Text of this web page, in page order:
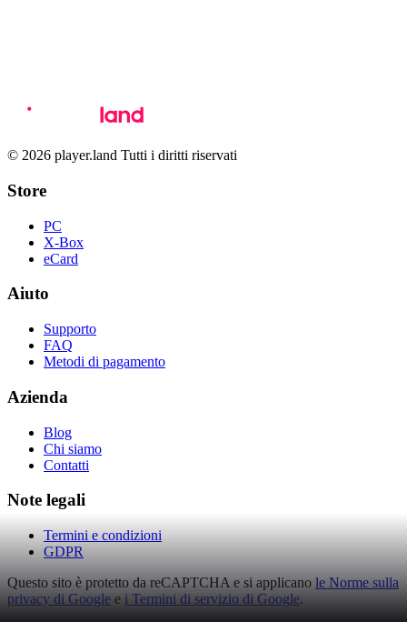
© 2026 player.land Tutti i diritti riservati
Store
PC
X-Box
eCard
Aiuto
Supporto
FAQ
Metodi di pagamento
Azienda
Blog
Chi siamo
Contatti
Note legali
Termini e condizioni
GDPR
Questo sito è protetto da reCAPTCHA e si applicano le Norme sulla
privacy di Google e i Termini di servizio di Google.